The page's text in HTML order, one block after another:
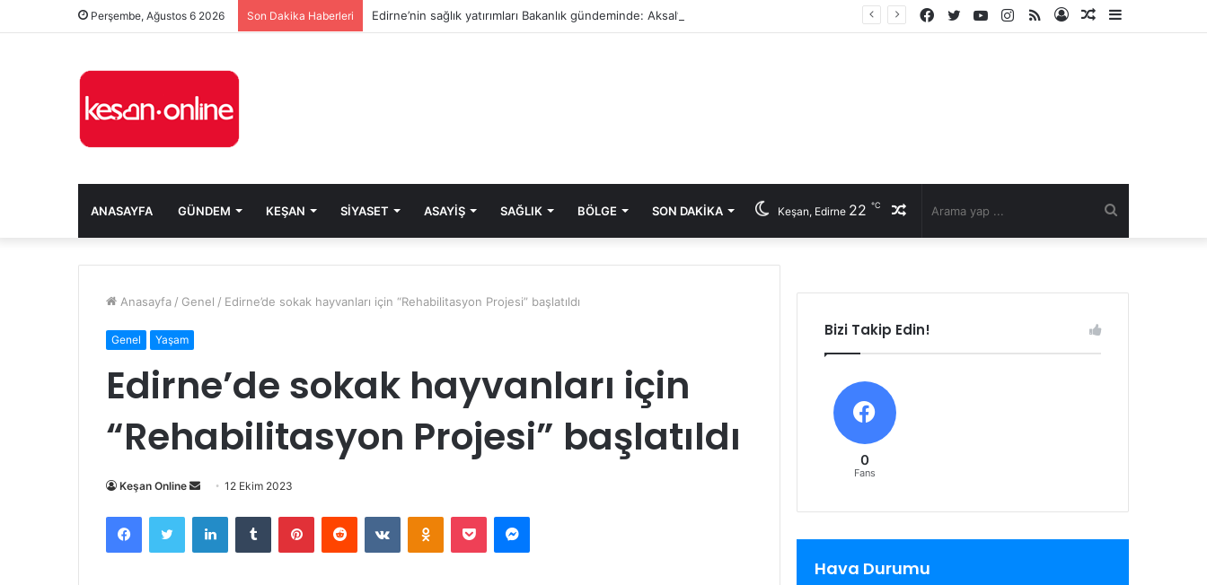
Perşembe, Ağustos 6 2026 Son Dakika Haberleri Edirne’nin sağlık yatırımları Bakanlık gündeminde: Aksal’dan Keşan için iki önemli talep
Kenar
Rastgele
Kayıt
RSS
Instagram
YouTube
Twitter
Facebook
ANASAYFA GÜNDEM KEŞAN SIYASET ASAYIŞ SAĞLIK BÖLGE SON DAKIKA Rastgele
Keşan, Edirne 22 ℃
Anasayfa / Genel / Edirne’de sokak hayvanları için “Rehabilitasyon Projesi” başlatıldı
Genel Yaşam
Edirne’de sokak hayvanları için
“Rehabilitasyon Projesi” başlatıldı
Keşan Online
Bir
posta
göndermek
12 Ekim 2023
FacebookTwitter LinkedInTumblr PinterestReddit VKontakteOdnoklassniki
Pocket Messenger
Bizi Takip Edin!
0
Fans
Hava Durumu